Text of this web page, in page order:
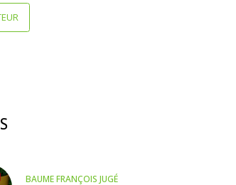
BAUME FRANÇOIS JUGÉ